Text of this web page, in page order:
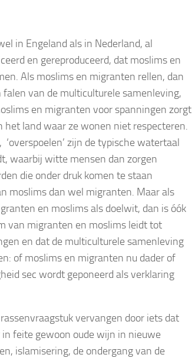
in Engeland als in Nederland, al
en gereproduceerd, dat moslims en
Als moslims en migranten rellen, dan
van de multiculturele samenleving,
en migranten voor spanningen zorgt
het land waar ze wonen niet respecteren.
‘overspoelen’ zijn de typische watertaal
waarbij witte mensen dan zorgen
die onder druk komen te staan
moslims dan wel migranten. Maar als
en moslims als doelwit, dan is óók
van migranten en moslims leidt tot
en dat de multiculturele samenleving
of moslims en migranten nu dader of
sec wordt geponeerd als verklaring
vervangen door iets dat
feite gewoon oude wijn in nieuwe
islamisering, de ondergang van de